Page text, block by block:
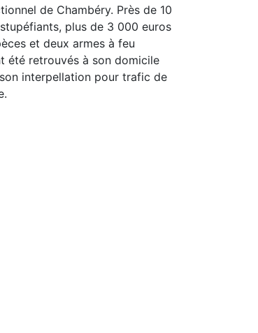
de Chambéry. Près de 10
plus de 3 000 euros
et deux armes à feu
été retrouvés à son domicile
interpellation pour trafic de